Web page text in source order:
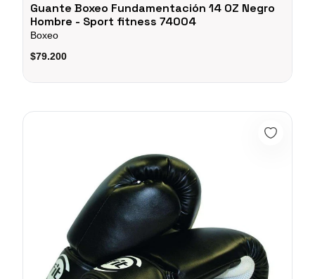
Guante Boxeo Fundamentación 14 OZ Negro
Hombre - Sport fitness 74004
Boxeo
$79.200
Guante Boxeo Fundamentación 12 OZ NEGRO HOMBRE -